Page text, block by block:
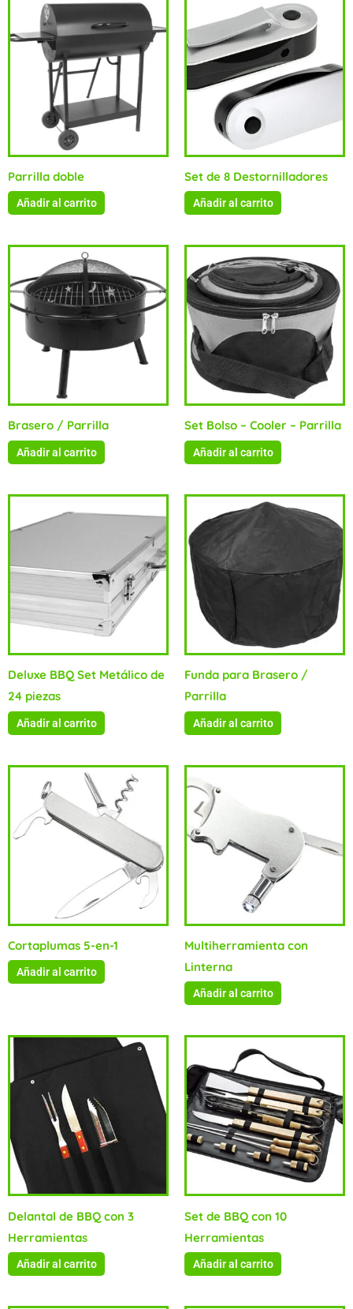
Parrilla doble
Añadir al carrito
Set de 8 Destornilladores
Añadir al carrito
Brasero / Parrilla
Añadir al carrito
Set Bolso – Cooler – Parrilla
Añadir al carrito
Deluxe BBQ Set Metálico de
24 piezas
Añadir al carrito
Funda para Brasero /
Parrilla
Añadir al carrito
Cortaplumas 5-en-1
Añadir al carrito
Multiherramienta con
Linterna
Añadir al carrito
Delantal de BBQ con 3
Herramientas
Añadir al carrito
Set de BBQ con 10
Herramientas
Añadir al carrito